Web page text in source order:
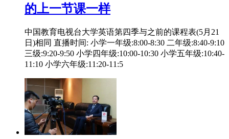
的上一节课一样
中国教育电视台大学英语第四季与之前的课程表(5月21
日)相同 直播时间: 小学一年级:8:00-8:30 二年级:8:40-9:10
三级:9:20-9:50 小学四年级:10:00-10:30 小学五年级:10:40-
11:10 小学六年级:11:20-11:5